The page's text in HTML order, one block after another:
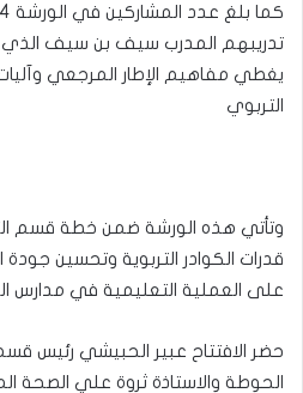
تدريبهم المدرب سيف بن سيف الذي
يغطي مفاهيم الإطار المرجعي
التربوي
وتأتي هذه الورشة ضمن خطة قسم
قدرات الكوادر التربوية وتحسين جودة
على العملية التعليمية في مدارس
حضر الافتتاح عبير الحبيشي رئيس قسم
الحوطة والاستاذة ثروة علي الصحة